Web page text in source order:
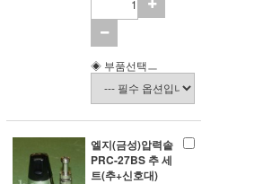
◈ 부품선택ㅡ
엘지(금성)압력솥
PRC-27BS 추 세
트(추+신호대)